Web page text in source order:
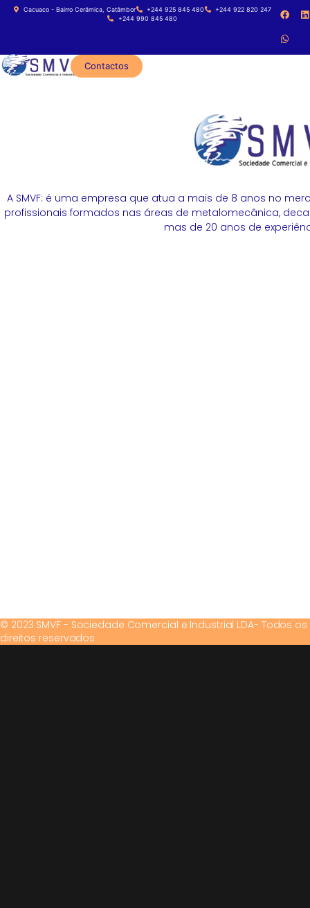
Cacuaco - Bairro Cerâmica, Catâmbor +244 925 845 480
+244 922 820 247
+244 990 845 480
Contactos
A SMVF: é uma empresa que atua a mais de 8 anos no
profissionais formados nas áreas de metalomecânica,
mas de 20 anos de
© 2023 SMVF - Sociedade Comercial e Industrial LDA- Todos os
direitos reservados